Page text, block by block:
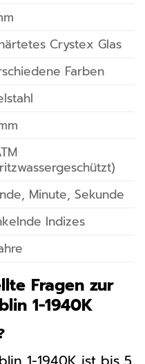
Crystex Glas
Farben
Minute, Sekunde
Indizes
Fragen zur
1-1940K